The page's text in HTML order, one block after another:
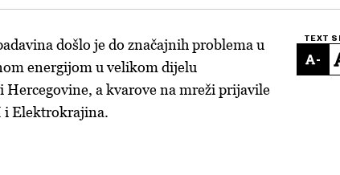
TEXT
-
došlo je do značajnih problema u
energijom u velikom dijelu
Hercegovine, a kvarove na mreži prijavile
i Elektrokrajina.